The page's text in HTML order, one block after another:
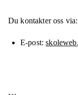
Du kontakter oss via:
E-post